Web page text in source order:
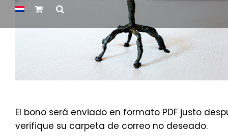
El bono será enviado en formato PDF justo
verifique su carpeta de correo no deseado.